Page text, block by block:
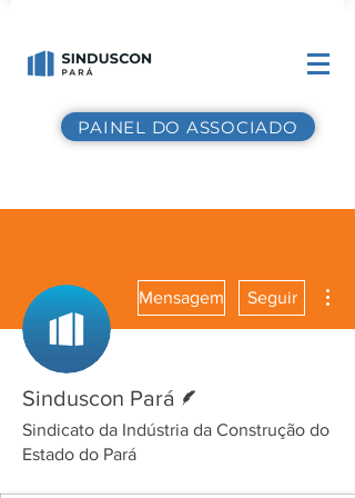
PAINEL DO ASSOCIADO
Mensagem Seguir
Sinduscon Pará
Sindicato da Indústria da Construção do
Estado do Pará